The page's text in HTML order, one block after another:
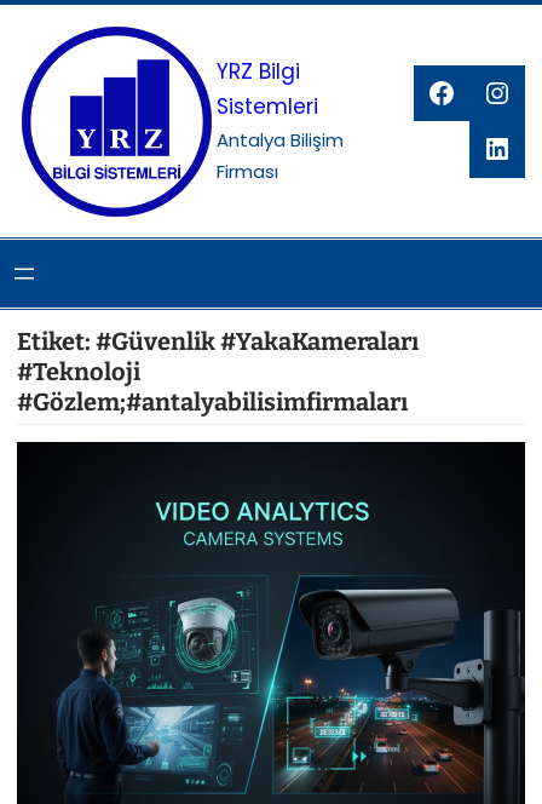
YRZ Bilgi
Sistemleri
Antalya Bilişim
Firması
Etiket: #Güvenlik #YakaKameraları
#Teknoloji
#Gözlem;#antalyabilisimfirmaları